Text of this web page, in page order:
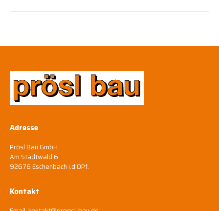
Adresse
Prösl Bau GmbH
Am Stadtwald 6
92676 Eschenbach i.d.OPf.
Kontakt